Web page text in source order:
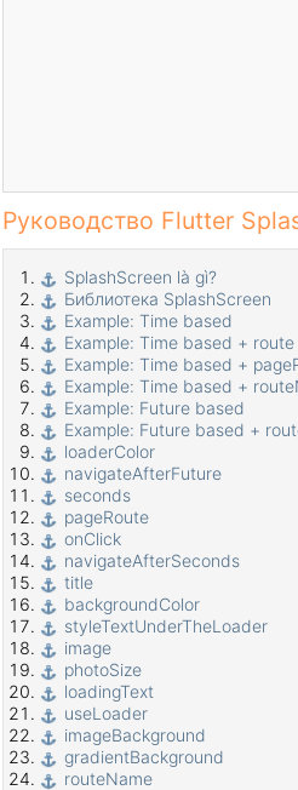
Руководство Flutter
SplashScreen là gì?
Библиотека SplashScreen
Example: Time based
Example: Time based +
Example: Time based +
Example: Time based +
Example: Future based
Example: Future based +
loaderColor
navigateAfterFuture
seconds
pageRoute
onClick
navigateAfterSeconds
title
backgroundColor
styleTextUnderTheLoader
image
photoSize
loadingText
useLoader
imageBackground
gradientBackground
routeName